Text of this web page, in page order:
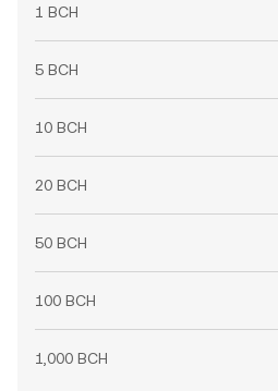
1 BCH
5 BCH
10 BCH
20 BCH
50 BCH
100 BCH
1,000 BCH